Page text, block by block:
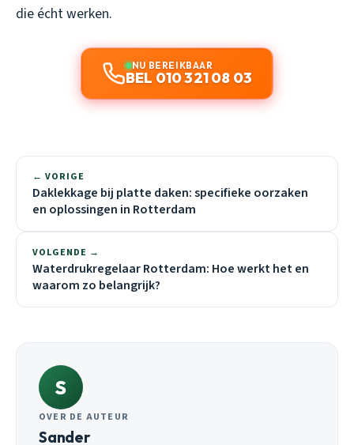
die écht werken.
NU BEREIKBAAR
BEL 010 321 08 03
← VORIGE
Daklekkage bij platte daken: specifieke oorzaken
en oplossingen in Rotterdam
VOLGENDE →
Waterdrukregelaar Rotterdam: Hoe werkt het en
waarom zo belangrijk?
S
OVER DE AUTEUR
Sander